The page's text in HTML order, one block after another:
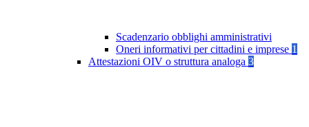
Scadenzario obblighi amministrativi
Oneri informativi per cittadini e imprese 1
Attestazioni OIV o struttura analoga 3